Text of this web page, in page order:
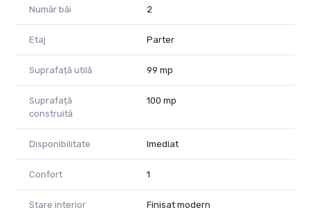
Număr băi 2
Etaj Parter
Suprafață utilă 99 mp
Suprafață
construită
100 mp
Disponibilitate Imediat
Confort 1
Stare interior Finisat modern